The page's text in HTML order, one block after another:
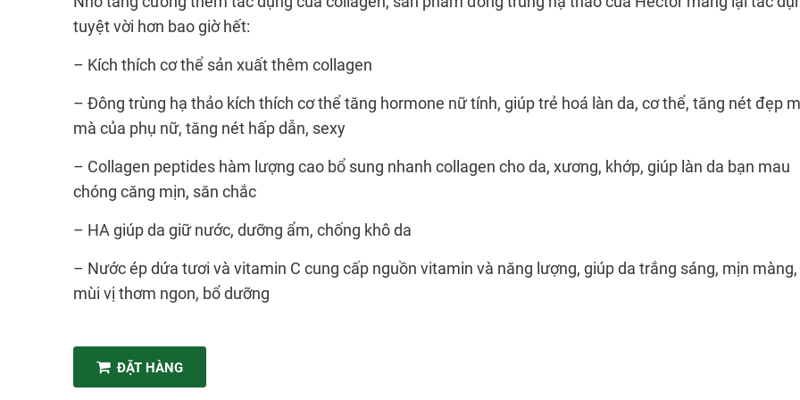
tuyệt vời hơn bao giờ hết:
– Kích thích cơ thể sản xuất thêm collagen
– Đông trùng hạ thảo kích thích cơ thể tăng hormone nữ tính, giúp trẻ hoá làn da, cơ thể, tăng nét đẹp
mà của phụ nữ, tăng nét hấp dẫn, sexy
– Collagen peptides hàm lượng cao bổ sung nhanh collagen cho da, xương, khớp, giúp làn da bạn mau
chóng căng mịn, săn chắc
– HA giúp da giữ nước, dưỡng ẩm, chống khô da
– Nước ép dứa tươi và vitamin C cung cấp nguồn vitamin và năng lượng, giúp da trắng sáng, mịn
mùi vị thơm ngon, bổ dưỡng
ĐẶT HÀNG